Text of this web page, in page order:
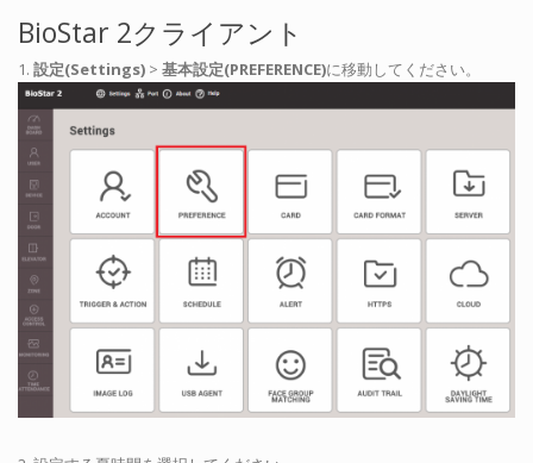
BioStar 2クライアント
1. 設定(Settings) > 基本設定(PREFERENCE)に移動してください。